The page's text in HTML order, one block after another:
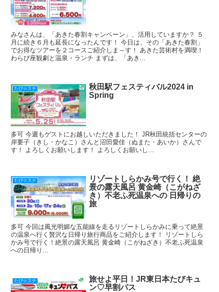
みなさんは、「あきた春割キャンペーン」、活用していますか？ ５
月に続き６月も延長になったんです！ 今日は、その「あきた春割」
でお得なツアーを２コースご紹介しま～す！ あきた芸術村を満喫！
わらび座観劇と温泉・ランチ まずは、「あき...
たび☆ステ
秋田駅フェスティバル2024 in
Spring
多可 今週もゲストにお越しいただきました！ JR秋田統括センターの
岸要子（きし・かなこ）さんと沼田愛佳（ぬまた・あいか）さんで
す！ よろしくお願いします！ よろしくお願いし...
たび☆ステ
リゾートしらかみ号で行く！ 絶
景の露天風呂 黄金崎（こがねざ
き）不老ふ死温泉への 日帰りの
旅
多可 今回は風光明媚な五能線を走るリゾートしらかみに乗って絶景
の温泉へ行く贅沢な日帰り旅行商品をご紹介します！ リゾートしら
かみ号で行く！絶景の露天風呂 黄金崎（こがねざき）不老ふ死温泉
への日帰り...
たび☆ステ
旅せよ平日！JR東日本たびキュ
ン♡早割パス